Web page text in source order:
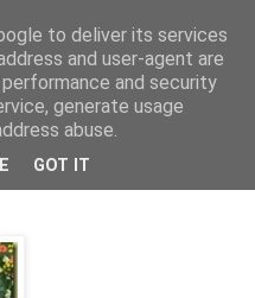
to deliver its services
and user-agent are
and security
generate usage
abuse.
GOT IT